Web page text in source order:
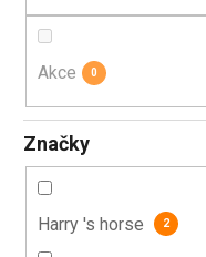
Akce 0
Značky
Harry 's horse 2